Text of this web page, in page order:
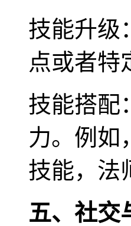
技能升级
点或者特
技能搭配
力。例如
技能，法
五、社交